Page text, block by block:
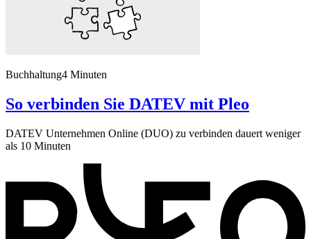
Buchhaltung4 Minuten
So verbinden Sie DATEV mit Pleo
DATEV Unternehmen Online (DUO) zu verbinden dauert weniger
als 10 Minuten